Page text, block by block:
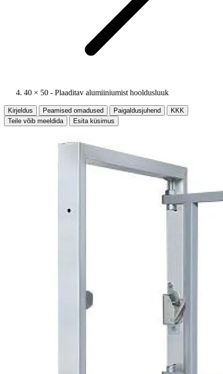
40 × 50 - Plaaditav alumiiniumist hooldusluuk
Kirjeldus Peamised omadused Paigaldusjuhend
KKK
Teile võib meeldida
Esita küsimus